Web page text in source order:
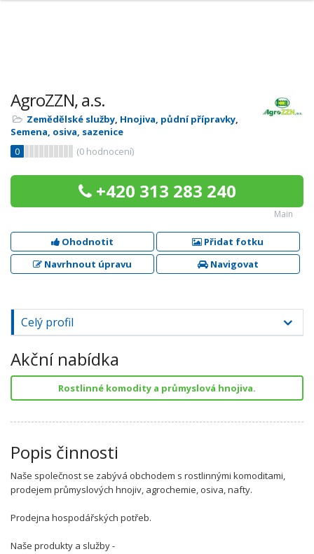
AgroZZN, a.s.
Zemědělské služby, Hnojiva, půdní přípravky,
Semena, osiva, sazenice
0
(0 hodnocení)
+420 313 283 240
Main
Ohodnotit
Přidat fotku
Navrhnout úpravu
Navigovat
Celý profil
Akční nabídka
Rostlinné komodity a průmyslová hnojiva.
Popis činnosti
Naše společnost se zabývá obchodem s rostlinnými komoditami,
prodejem průmyslových hnojiv, agrochemie, osiva, nafty.
Prodejna hospodářských potřeb.
Naše produkty a služby -